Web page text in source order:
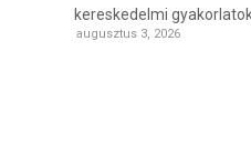
kereskedelmi
augusztus 3, 2026